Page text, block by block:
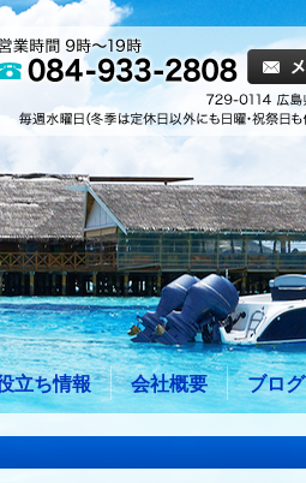
立ち情報 会社概要 ブログ